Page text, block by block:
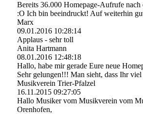
Bereits 36.000 Homepage-Aufrufe nach
:O Ich bin beeindruckt! Auf weiterhin
Marx
09.01.2016 10:28:14
Applaus - sehr toll
Anita Hartmann
08.01.2016 12:48:18
Hallo, habe mir gerade Eure neue
Sehr gelungen!!! Man sieht, dass Ihr viel
Musikverein Trier-Pfalzel
16.11.2015 09:27:05
Hallo Musiker vom Musikverein vom
Orenhofen,